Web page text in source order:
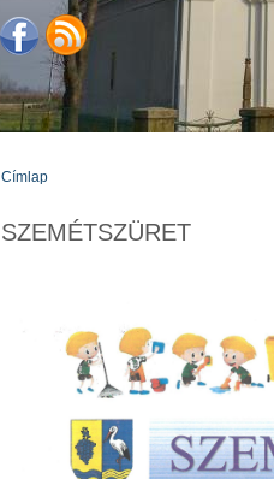
JELENLEGI HELY
Címlap
SZEMÉTSZÜRET